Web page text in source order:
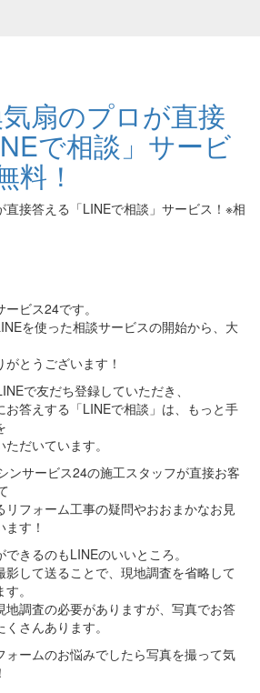
扇のプロが直接
で相談」サービ
料！
接答える「LINEで相談」サービス！※相
ビス24です。
を使った相談サービスの開始から、大
とうございます！
で友だち登録していただき、
お答えする「LINEで相談」は、もっと手
だいています。
ンサービス24の施工スタッフが直接お客
リフォーム工事の疑問やおおまかなお見
す！
きるのもLINEのいいところ。
して送ることで、現地調査を省略して
。
地調査の必要がありますが、写真でお答
さんあります。
ォームのお悩みでしたら写真を撮って気